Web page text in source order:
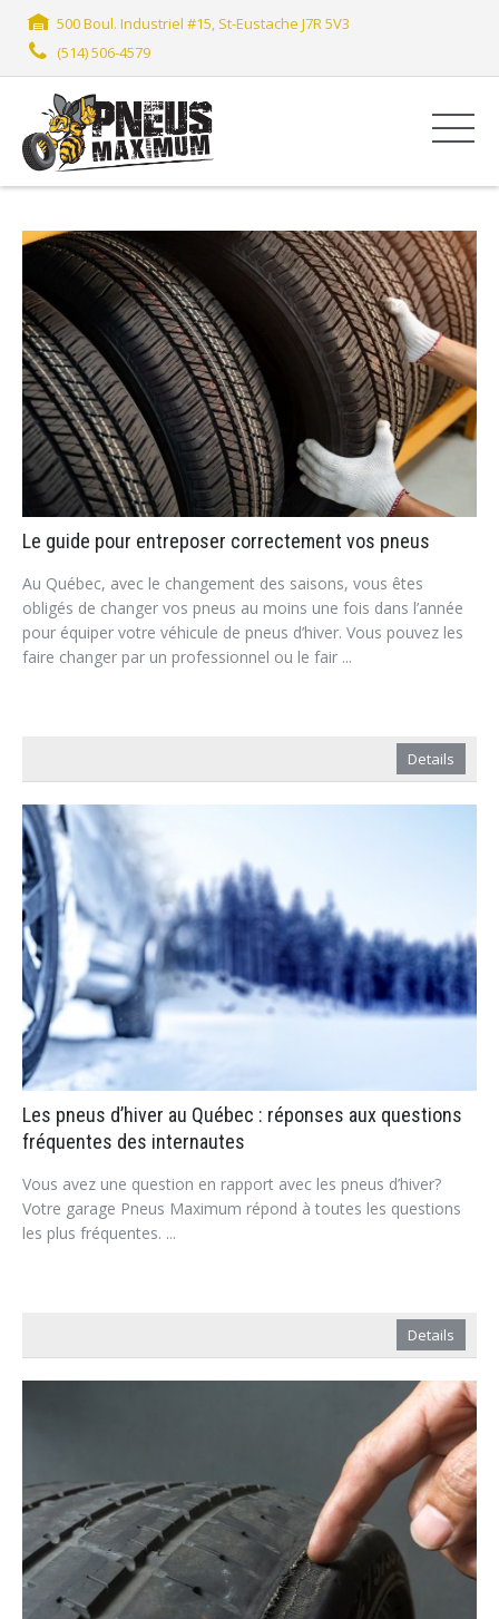
500 Boul. Industriel #15, St-Eustache J7R 5V3
(514) 506-4579
Le guide pour entreposer correctement vos pneus
Au Québec, avec le changement des saisons, vous êtes
obligés de changer vos pneus au moins une fois dans l’année
pour équiper votre véhicule de pneus d’hiver. Vous pouvez les
faire changer par un professionnel ou le fair ...
Details
Les pneus d’hiver au Québec : réponses aux questions
fréquentes des internautes
Vous avez une question en rapport avec les pneus d’hiver?
Votre garage Pneus Maximum répond à toutes les questions
les plus fréquentes. ...
Details